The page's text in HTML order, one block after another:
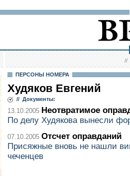
//
ПЕРСОНЫ НОМЕРА
Худяков Евгений
// Документы:
13.10.2005 Неотвратимое
По делу Худякова вынесли
07.10.2005 Отсчет оправданий
Присяжные вновь не нашли
чеченцев